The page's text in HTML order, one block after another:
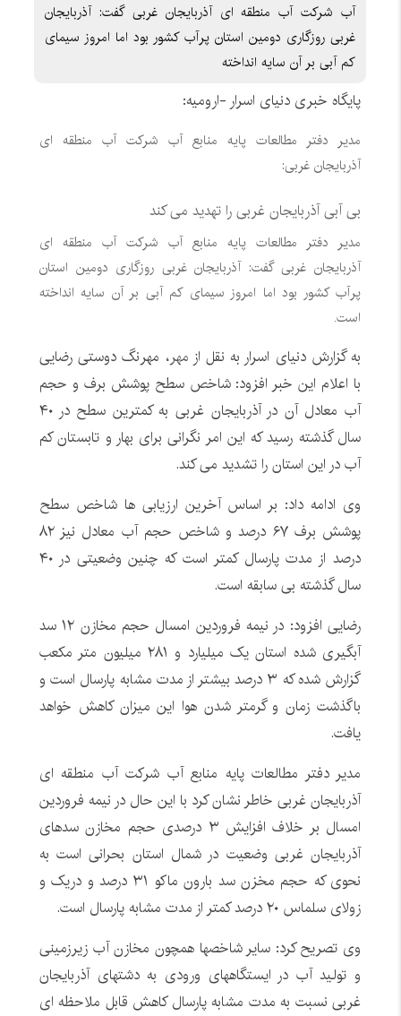
آب شرکت آب منطقه ای آذربایجان غربی گفت: آذربایجان
غربی روزگاری دومین استان پرآب کشور بود اما امروز سیمای
کم آبی بر آن سایه انداخته
پایگاه خبری دنیای اسرار -ارومیه:
مدیر دفتر مطالعات پایه منابع آب شرکت آب منطقه ای
آذربایجان غربی:
بی آبی آذربایجان غربی را تهدید می کند
مدیر دفتر مطالعات پایه منابع آب شرکت آب منطقه ای
آذربایجان غربی گفت: آذربایجان غربی روزگاری دومین استان
پرآب کشور بود اما امروز سیمای کم آبی بر آن سایه انداخته
است.
به گزارش دنیای اسرار به نقل از مهر، مهرنگ دوستی رضایی
با اعلام این خبر افزود: شاخص سطح پوشش برف و حجم
آب معادل آن در آذربایجان غربی به کمترین سطح در ۴٠
سال گذشته رسید که این امر نگرانی برای بهار و تابستان کم
آب در این استان را تشدید می کند.
وی ادامه داد: بر اساس آخرین ارزیابی ها شاخص سطح
پوشش برف ۶٧ درصد و شاخص حجم آب معادل نیز ٨٢
درصد از مدت پارسال کمتر است که چنین وضعیتی در ۴٠
سال گذشته بی سابقه است.
رضایی افزود: در نیمه فروردین امسال حجم مخازن ١٢ سد
آبگیری شده استان یک میلیارد و ٢٨١ میلیون متر مکعب
گزارش شده که ٣ درصد بیشتر از مدت مشابه پارسال است و
باگذشت زمان و گرمتر شدن هوا این میزان کاهش خواهد
یافت.
مدیر دفتر مطالعات پایه منابع آب شرکت آب منطقه ای
آذربایجان غربی خاطر نشان کرد با این حال در نیمه فروردین
امسال بر خلاف افزایش ٣ درصدی حجم مخازن سدهای
آذربایجان غربی وضعیت در شمال استان بحرانی است به
نحوی که حجم مخزن سد بارون ماکو ٣١ درصد و دریک و
زولای سلماس ٢٠ درصد کمتر از مدت مشابه پارسال است
.
وی تصریح کرد: سایر شاخصها همچون مخازن آب زیرزمینی
و تولید آب در ایستگاههای ورودی به دشتهای آذربایجان
غربی نسبت به مدت مشابه پارسال کاهش قابل ملاحظه ای